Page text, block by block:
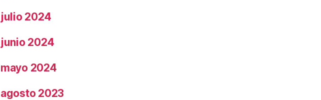
julio 2024
junio 2024
mayo 2024
agosto 2023